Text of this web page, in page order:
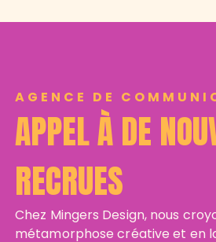
AGENCE DE
APPEL À DE
RECRUES
Chez Mingers Design, nous
métamorphose créative et en